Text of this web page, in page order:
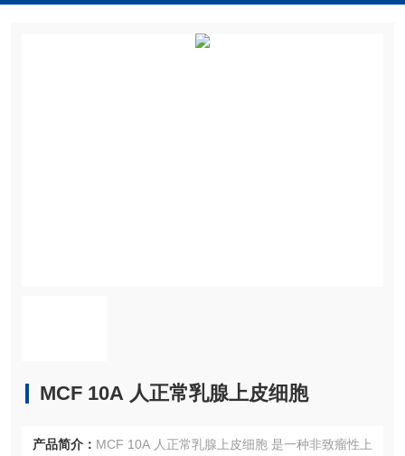
MCF 10A 人正常乳腺上皮细胞
产品简介： MCF 10A 人正常乳腺上皮细胞 是一种非致瘤性上